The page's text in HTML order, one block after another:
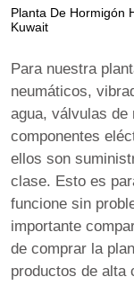
Planta De Hormigón
Kuwait
Para nuestra
neumáticos,
agua, válvulas de
componentes
ellos son
clase. Esto es
funcione sin
importante
de comprar la
productos de alta